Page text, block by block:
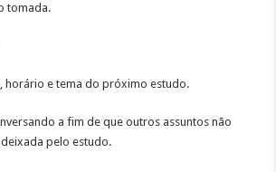
tomada.
horário e tema do próximo estudo.
a fim de que outros assuntos não
pelo estudo.